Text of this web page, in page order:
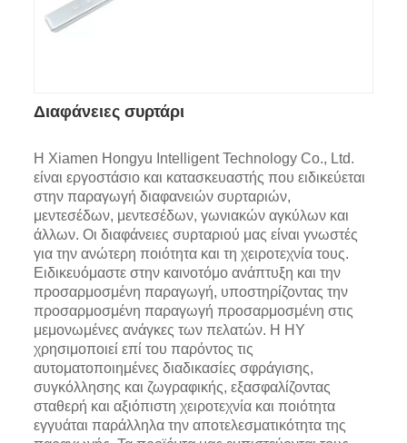
Διαφάνειες συρτάρι
Η Xiamen Hongyu Intelligent Technology Co., Ltd.
είναι εργοστάσιο και κατασκευαστής που ειδικεύεται
στην παραγωγή διαφανειών συρταριών,
μεντεσέδων, μεντεσέδων, γωνιακών αγκύλων και
άλλων. Οι διαφάνειες συρταριού μας είναι γνωστές
για την ανώτερη ποιότητα και τη χειροτεχνία τους.
Ειδικευόμαστε στην καινοτόμο ανάπτυξη και την
προσαρμοσμένη παραγωγή, υποστηρίζοντας την
προσαρμοσμένη παραγωγή προσαρμοσμένη στις
μεμονωμένες ανάγκες των πελατών. Η HY
χρησιμοποιεί επί του παρόντος τις
αυτοματοποιημένες διαδικασίες σφράγισης,
συγκόλλησης και ζωγραφικής, εξασφαλίζοντας
σταθερή και αξιόπιστη χειροτεχνία και ποιότητα
εγγυάται παράλληλα την αποτελεσματικότητα της